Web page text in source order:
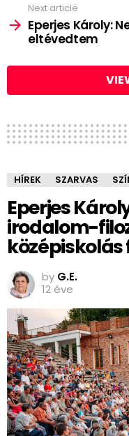
Next article
Eperjes Károly:
eltévedtem
HÍREK SZARVAS
Eperjes
irodalom-
középiskolás
by G.E.
12 éve